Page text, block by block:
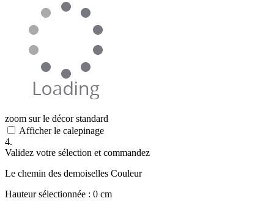
zoom sur le décor standard
Afficher le calepinage
4.
Validez votre sélection et commandez
Le chemin des demoiselles Couleur
Hauteur sélectionnée : 0 cm